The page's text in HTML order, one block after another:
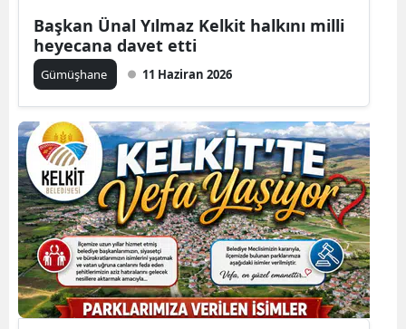
Sinop
Tekirdağ
Tokat
Trabzon
Tunceli
Şanlıurfa
Uşak
Van
Başkan Ünal Yılmaz Kelkit halkını milli
heyecana davet etti
Gümüşhane 11 Haziran 2026